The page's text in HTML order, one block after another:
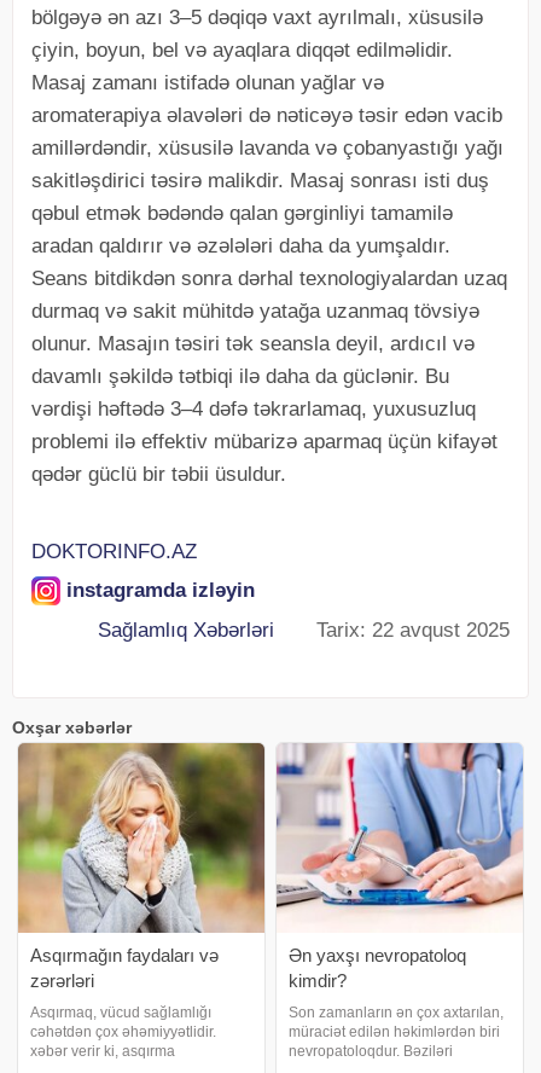
bölgəyə ən azı 3–5 dəqiqə vaxt ayrılmalı, xüsusilə
çiyin, boyun, bel və ayaqlara diqqət edilməlidir.
Masaj zamanı istifadə olunan yağlar və
aromaterapiya əlavələri də nəticəyə təsir edən vacib
amillərdəndir, xüsusilə lavanda və çobanyastığı yağı
sakitləşdirici təsirə malikdir. Masaj sonrası isti duş
qəbul etmək bədəndə qalan gərginliyi tamamilə
aradan qaldırır və əzələləri daha da yumşaldır.
Seans bitdikdən sonra dərhal texnologiyalardan uzaq
durmaq və sakit mühitdə yatağa uzanmaq tövsiyə
olunur. Masajın təsiri tək seansla deyil, ardıcıl və
davamlı şəkildə tətbiqi ilə daha da güclənir. Bu
vərdişi həftədə 3–4 dəfə təkrarlamaq, yuxusuzluq
problemi ilə effektiv mübarizə aparmaq üçün kifayət
qədər güclü bir təbii üsuldur.
DOKTORINFO.AZ
instagramda izləyin
Sağlamlıq Xəbərləri Tarix: 22 avqust 2025
Oxşar xəbərlər
Asqırmağın faydaları və
zərərləri
Asqırmaq, vücud sağlamlığı
cəhətdən çox əhəmiyyətlidir.
xəbər verir ki, asqırma
Ən yaxşı nevropatoloq
kimdir?
Son zamanların ən çox axtarılan,
müraciət edilən həkimlərdən biri
nevropatoloqdur. Bəziləri